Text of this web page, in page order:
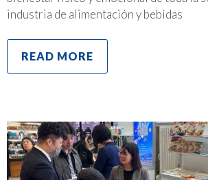
industria de alimentación y bebidas
READ MORE